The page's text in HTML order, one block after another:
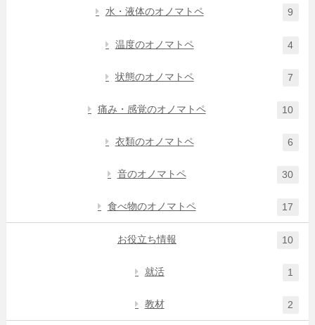
水・液体のオノマトペ 9
温度のオノマトペ 4
状態のオノマトペ 7
痛み・感覚のオノマトペ 10
衣類のオノマトペ 6
音のオノマトペ 30
食べ物のオノマトペ 17
お役立ち情報 10
就活 1
教材 2